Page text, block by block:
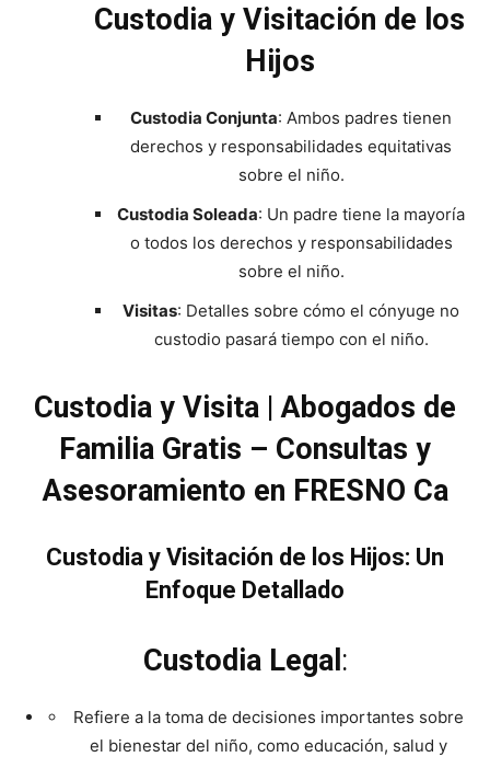
Custodia y Visitación de los
Hijos
Custodia Conjunta: Ambos padres tienen
derechos y responsabilidades equitativas
sobre el niño.
Custodia Soleada: Un padre tiene la mayoría
o todos los derechos y responsabilidades
sobre el niño.
Visitas: Detalles sobre cómo el cónyuge no
custodio pasará tiempo con el niño.
Custodia y Visita | Abogados de
Familia Gratis – Consultas y
Asesoramiento en FRESNO Ca
Custodia y Visitación de los Hijos: Un
Enfoque Detallado
Custodia Legal :
Refiere a la toma de decisiones importantes sobre
el bienestar del niño, como educación, salud y